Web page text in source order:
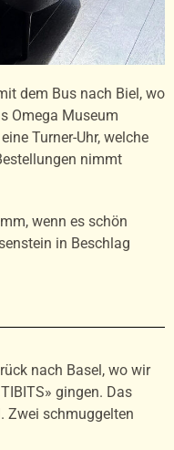
dem Bus nach Biel, wo
Omega Museum
Turner-Uhr, welche
nimmt
wenn es schön
in Beschlag
nach Basel, wo wir
gingen. Das
Zwei schmuggelten